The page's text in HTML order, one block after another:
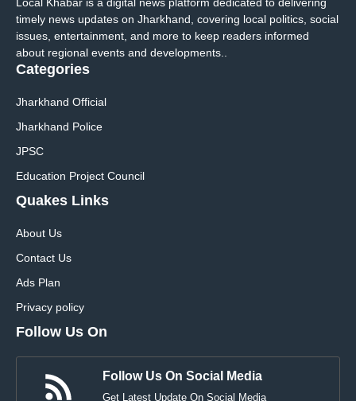
timely news updates on Jharkhand, covering local politics, social
issues, entertainment, and more to keep readers informed
about regional events and developments..
Categories
Jharkhand Official
Jharkhand Police
JPSC
Education Project Council
Quakes Links
About Us
Contact Us
Ads Plan
Privacy policy
Follow Us On
Follow Us On Social Media
Get Latest Update On Social Media